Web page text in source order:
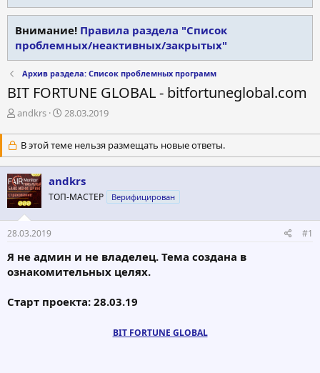
Внимание! Правила раздела "Список
проблемных/неактивных/закрытых"
Архив раздела: Список проблемных программ
BIT FORTUNE GLOBAL - bitfortuneglobal.com
А
т
о
р
т
е
м
ы
andkrs
Д
т
а
н
а
ч
а
28.03.2019
В этой теме нельзя размещать новые ответы.
andkrs
ТОП-МАСТЕР Верифицирован
28.03.2019 #1
Я не админ и не владелец. Тема создана в
ознакомительных целях.
Старт проекта: 28.03.19
BIT FORTUNE GLOBAL